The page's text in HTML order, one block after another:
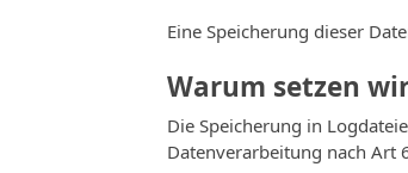
Eine Speicherung dieser
Warum setzen
Die Speicherung in
Datenverarbeitung nach Art